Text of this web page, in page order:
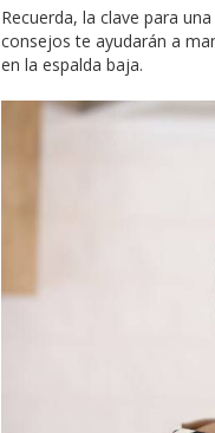
Recuerda, la clave para
consejos te ayudarán a
en la espalda baja.